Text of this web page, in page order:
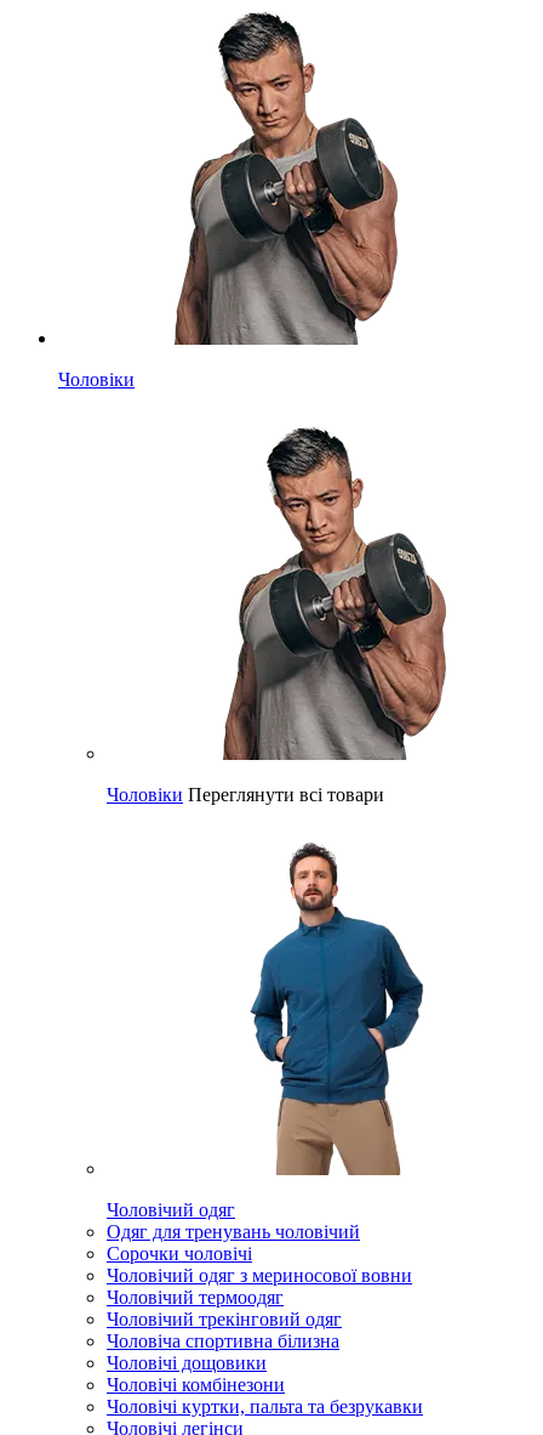
Чоловіки
Чоловіки Переглянути всі товари
Чоловічий одяг
Одяг для тренувань чоловічий
Сорочки чоловічі
Чоловічий одяг з мериносової вовни
Чоловічий термоодяг
Чоловічий трекінговий одяг
Чоловіча спортивна білизна
Чоловічі дощовики
Чоловічі комбінезони
Чоловічі куртки, пальта та безрукавки
Чоловічі легінси